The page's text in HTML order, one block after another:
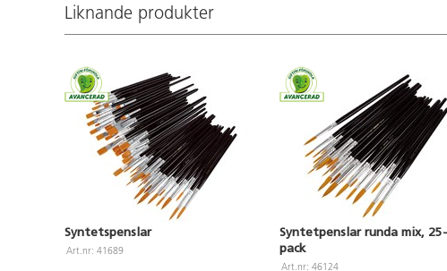
Liknande produkter
Syntetspenslar
Art.nr: 41689
Syntetpenslar runda mix, 25-
pack
Art.nr: 46124